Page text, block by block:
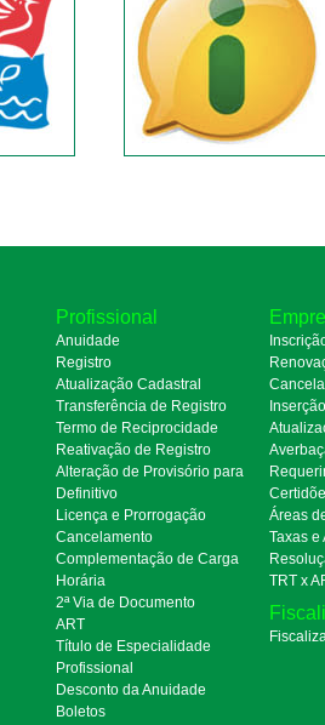
Profissional
Anuidade
Registro
Atualização Cadastral
Transferência de Registro
Termo de Reciprocidade
Reativação de Registro
Alteração de Provisório para
Definitivo
Licença e Prorrogação
Cancelamento
Complementação de Carga
Horária
2ª Via de Documento
ART
Título de Especialidade
Profissional
Desconto da Anuidade
Boletos
Áreas
Taxas e
TRT x